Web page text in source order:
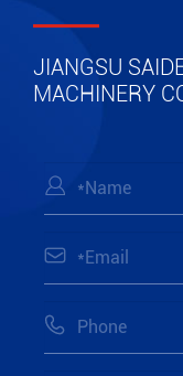
JIANGSU
MACHINERY


